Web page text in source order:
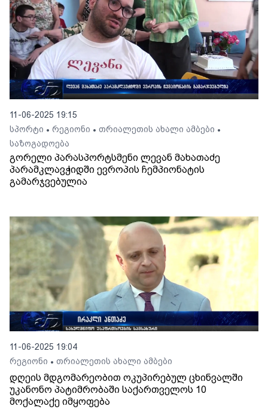
11-06-2025 19:15
სპორტი • რეგიონი • თრიალეთის ახალი ამბები •
საზოგადოება
გორელი პარასპორტსმენი ლევან მახათაძე
პარამკლავჭიდში ევროპის ჩემპიონატის
გამარჯვებულია
11-06-2025 19:04
რეგიონი • თრიალეთის ახალი ამბები
დღეის მდგომარეობით ოკუპირებულ ცხინვალში
უკანონო პატიმრობაში საქართველოს 10
მოქალაქე იმყოფება